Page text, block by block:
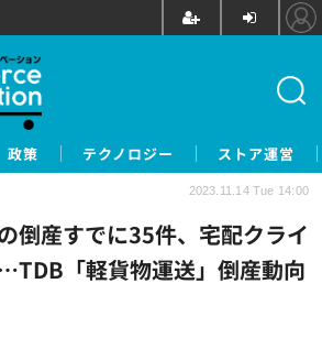
政策 テクノロジー ストア運営
倒産すでに35件、宅配クライ
「軽貨物運送」倒産動向
2023.11.14 Tue 14:00